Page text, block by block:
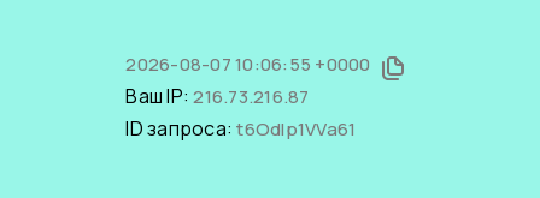
2026-08-07 10:06:55 +0000
Ваш IP:216.73.216.87
ID запроса:t6OdIp1VVa61